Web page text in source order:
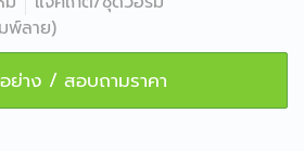
พ์ลาย)
ย่าง / สอบถามราคา